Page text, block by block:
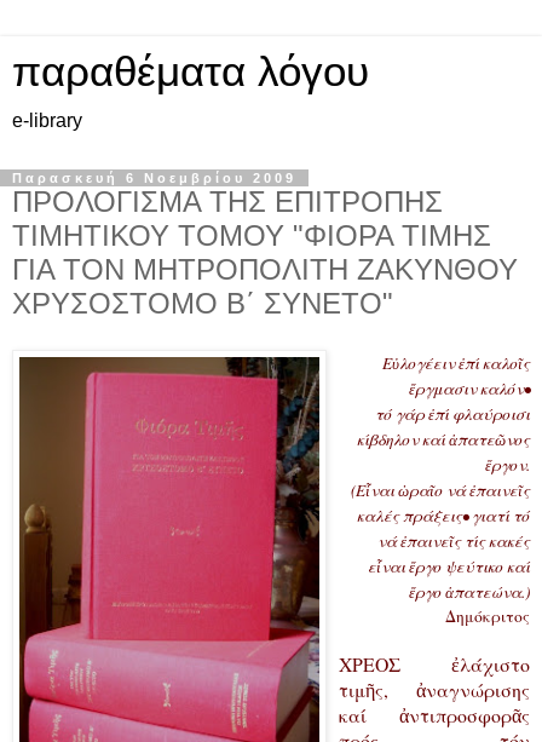
παραθέματα λόγου
e-library
Παρασκευή 6 Νοεμβρίου 2009
ΠΡΟΛΟΓΙΣΜΑ ΤΗΣ ΕΠΙΤΡΟΠΗΣ
ΤΙΜΗΤΙΚΟΥ ΤΟΜΟΥ "ΦΙΟΡΑ ΤΙΜΗΣ
ΓΙΑ ΤΟΝ ΜΗΤΡΟΠΟΛΙΤΗ ΖΑΚΥΝΘΟΥ
ΧΡΥΣΟΣΤΟΜΟ Β΄ ΣΥΝΕΤΟ"
Εὐλογέειν ἐπί καλοῖς
ἔργμασιν καλόν•
τό γάρ ἐπί φλαύροισι
κίβδηλον καί ἀπατεῶνος
ἔργον.
(Εἶναι ὡραῖο νά ἐπαινεῖς
καλές πράξεις• γιατί τό
νά ἐπαινεῖς τίς κακές
εἶναι ἔργο ψεύτικο καί
ἔργο ἀπατεώνα.)
Δημόκριτος
ΧΡΕΟΣ ἐλάχιστο
τιμῆς, ἀναγνώρισης
καί ἀντιπροσφορᾶς